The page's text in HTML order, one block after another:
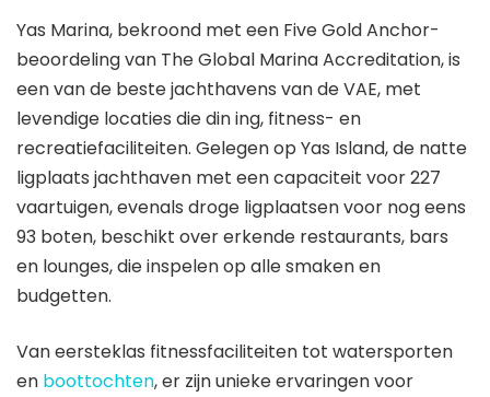
Yas Marina, bekroond met een Five Gold Anchor-
beoordeling van The Global Marina Accreditation, is
een van de beste jachthavens van de VAE, met
levendige locaties die din ing, fitness- en
recreatiefaciliteiten. Gelegen op Yas Island, de natte
ligplaats jachthaven met een capaciteit voor 227
vaartuigen, evenals droge ligplaatsen voor nog eens
93 boten, beschikt over erkende restaurants, bars
en lounges, die inspelen op alle smaken en
budgetten.
Van eersteklas fitnessfaciliteiten tot watersporten
en boottochten, er zijn unieke ervaringen voor